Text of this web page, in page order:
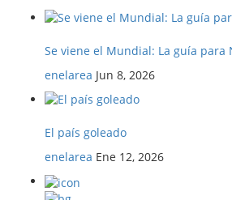
Se viene el Mundial: La guía para
enelarea Jun 8, 2026
El país goleado
enelarea Ene 12, 2026